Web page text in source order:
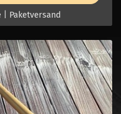
| Paketversand